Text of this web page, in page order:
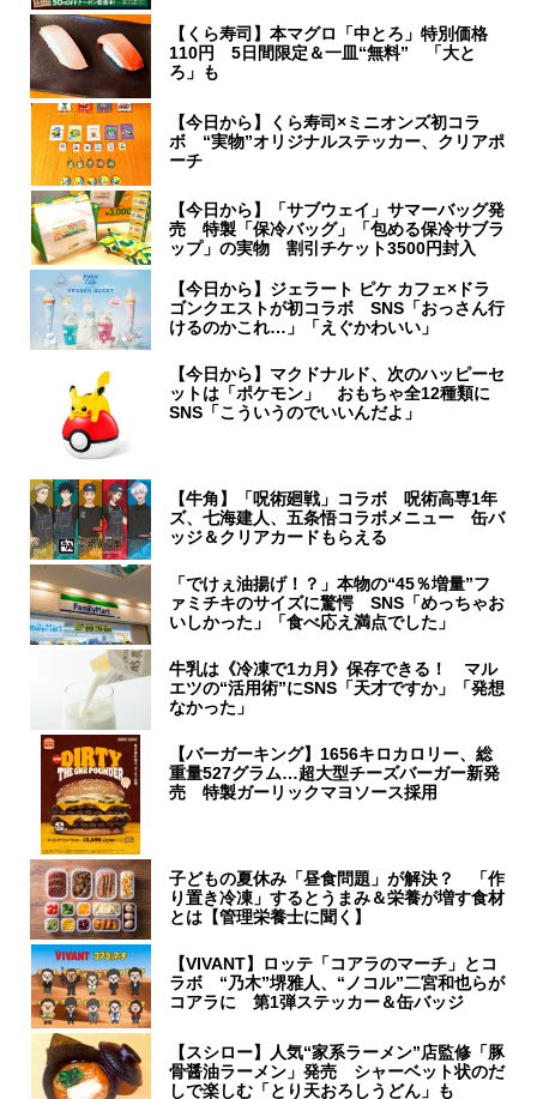
【くら寿司】本マグロ「中とろ」特別価格
110円 5日間限定＆一皿“無料” 「大と
ろ」も
【今日から】くら寿司×ミニオンズ初コラ
ボ “実物”オリジナルステッカー、クリアポ
ーチ
【今日から】「サブウェイ」サマーバッグ発
売 特製「保冷バッグ」「包める保冷サブラ
ップ」の実物 割引チケット3500円封入
【今日から】ジェラート ピケ カフェ×ドラ
ゴンクエストが初コラボ SNS「おっさん行
けるのかこれ…」「えぐかわいい」
【今日から】マクドナルド、次のハッピーセ
ットは「ポケモン」 おもちゃ全12種類に
SNS「こういうのでいいんだよ」
【牛角】「呪術廻戦」コラボ 呪術高専1年
ズ、七海建人、五条悟コラボメニュー 缶バ
ッジ＆クリアカードもらえる
「でけぇ油揚げ！？」本物の“45％増量”フ
ァミチキのサイズに驚愕 SNS「めっちゃお
いしかった」「食べ応え満点でした」
牛乳は《冷凍で1カ月》保存できる！ マル
エツの“活用術”にSNS「天才ですか」「発想
なかった」
【バーガーキング】1656キロカロリー、総
重量527グラム…超大型チーズバーガー新発
売 特製ガーリックマヨソース採用
子どもの夏休み「昼食問題」が解決？ 「作
り置き冷凍」するとうまみ＆栄養が増す食材
とは【管理栄養士に聞く】
【VIVANT】ロッテ「コアラのマーチ」とコ
ラボ “乃木”堺雅人、“ノコル”二宮和也らが
コアラに 第1弾ステッカー＆缶バッジ
【スシロー】人気“家系ラーメン”店監修「豚
骨醤油ラーメン」発売 シャーベット状のだ
しで楽しむ「とり天おろしうどん」も